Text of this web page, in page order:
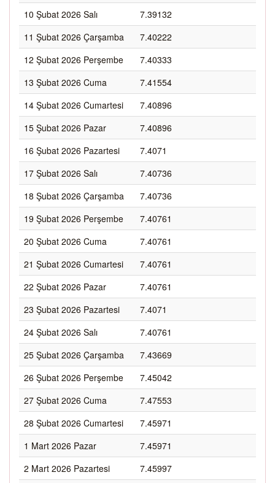
10 Şubat 2026 Salı
7.39132
11 Şubat 2026 Çarşamba
7.40222
12 Şubat 2026 Perşembe
7.40333
13 Şubat 2026 Cuma
7.41554
14 Şubat 2026 Cumartesi
7.40896
15 Şubat 2026 Pazar
7.40896
16 Şubat 2026 Pazartesi
7.4071
17 Şubat 2026 Salı
7.40736
18 Şubat 2026 Çarşamba
7.40736
19 Şubat 2026 Perşembe
7.40761
20 Şubat 2026 Cuma
7.40761
21 Şubat 2026 Cumartesi
7.40761
22 Şubat 2026 Pazar
7.40761
23 Şubat 2026 Pazartesi
7.4071
24 Şubat 2026 Salı
7.40761
25 Şubat 2026 Çarşamba
7.43669
26 Şubat 2026 Perşembe
7.45042
27 Şubat 2026 Cuma
7.47553
28 Şubat 2026 Cumartesi
7.45971
1 Mart 2026 Pazar
7.45971
2 Mart 2026 Pazartesi
7.45997